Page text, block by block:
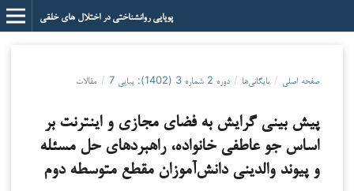
پویایی روانشناختی در اختلال های خلقی
صفحه اصلی / بایگانی‌ها / دوره 2 شماره 3 (1402): پیاپی 7 / مقالات
پیش بینی گرایش به فضای مجازی و اینترنت بر
اساس جو عاطفی خانواده، راهبردهای حل مسئله
و پیوند والدینی دانش‌آموزان مقطع متوسطه دوم